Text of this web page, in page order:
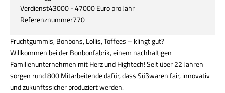
Verdienst43000 - 47000 Euro pro Jahr
Referenznummer770
Fruchtgummis, Bonbons, Lollis, Toffees – klingt gut?
Willkommen bei der Bonbonfabrik, einem nachhaltigen
Familienunternehmen mit Herz und Hightech! Seit über 22 Jahren
sorgen rund 800 Mitarbeitende dafür, dass Süßwaren fair, innovativ
und zukunftssicher produziert werden.